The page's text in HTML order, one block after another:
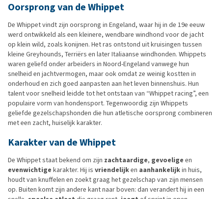
Oorsprong van de Whippet
De Whippet vindt zijn oorsprong in Engeland, waar hij in de 19e eeuw
werd ontwikkeld als een kleinere, wendbare windhond voor de jacht
op klein wild, zoals konijnen. Het ras ontstond uit kruisingen tussen
kleine Greyhounds, Terriërs en later Italiaanse windhonden. Whippets
waren geliefd onder arbeiders in Noord-Engeland vanwege hun
snelheid en jachtvermogen, maar ook omdat ze weinig kostten in
onderhoud en zich goed aanpasten aan het leven binnenshuis. Hun
talent voor snelheid leidde tot het ontstaan van “Whippet racing”, een
populaire vorm van hondensport. Tegenwoordig zijn Whippets
geliefde gezelschapshonden die hun atletische oorsprong combineren
met een zacht, huiselijk karakter.
Karakter van de Whippet
De Whippet staat bekend om zijn zachtaardige, gevoelige en
evenwichtige karakter. Hij is vriendelijken aanhankelijkin huis,
houdt van knuffelen en zoekt graag het gezelschap van zijn mensen
op. Buiten komt zijn andere kant naar boven: dan verandert hij in een